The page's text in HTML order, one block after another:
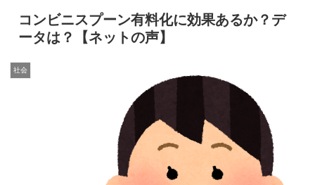
コンビニスプーン有料化に効果あるか？デ
ータは？【ネットの声】
社会